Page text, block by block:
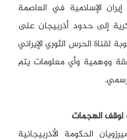
الإسلامية في العاصمة
إلى حدود أذربيجان على
لقناة الحرس الثوري الإيراني
ووهمية وأي معلومات يتم
لوقف الهجمات
الحكومة الأذربيجانية